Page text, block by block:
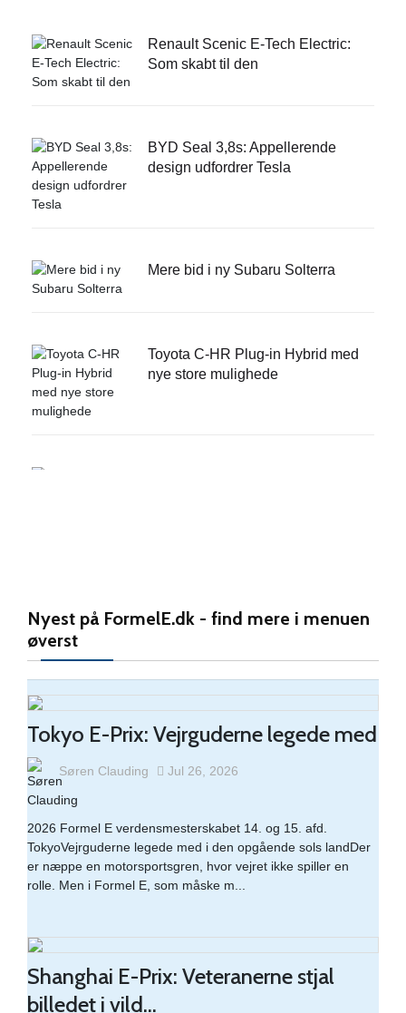
Renault Scenic E-Tech Electric:
Som skabt til den
BYD Seal 3,8s: Appellerende
design udfordrer Tesla
Mere bid i ny Subaru Solterra
Toyota C-HR Plug-in Hybrid med
nye store mulighede
BMW i5 M60 xDrive: Årets Bil på
Nyest på FormelE.dk - find mere i menuen
øverst
Tokyo E-Prix: Vejrguderne legede med
Søren Clauding Jul 26, 2026
2026 Formel E verdensmesterskabet 14. og 15. afd.
TokyoVejrguderne legede med i den opgående sols landDer
er næppe en motorsportsgren, hvor vejret ikke spiller en
rolle. Men i Formel E, som måske m...
Shanghai E-Prix: Veteranerne stjal
billedet i vild...